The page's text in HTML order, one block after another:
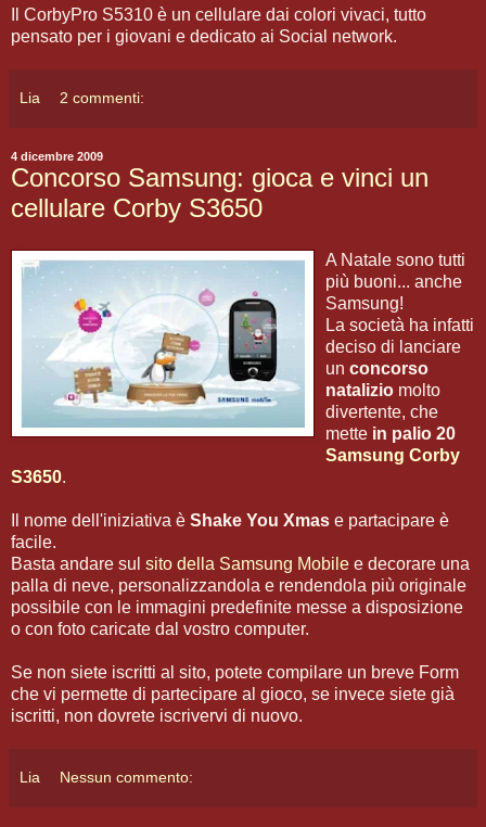
Il CorbyPro S5310 è un cellulare dai colori vivaci, tutto
pensato per i giovani e dedicato ai Social network.
Lia 2 commenti:
4 dicembre 2009
Concorso Samsung: gioca e vinci un
cellulare Corby S3650
A Natale sono tutti
più buoni... anche
Samsung!
La società ha infatti
deciso di lanciare
un concorso
natalizio molto
divertente, che
mette in palio 20
Samsung Corby
S3650.
Il nome dell'iniziativa è Shake You Xmas e partacipare è
facile.
Basta andare sul sito della Samsung Mobile e decorare una
palla di neve, personalizzandola e rendendola più originale
possibile con le immagini predefinite messe a disposizione
o con foto caricate dal vostro computer.
Se non siete iscritti al sito, potete compilare un breve Form
che vi permette di partecipare al gioco, se invece siete già
iscritti, non dovrete iscrivervi di nuovo.
Lia Nessun commento: